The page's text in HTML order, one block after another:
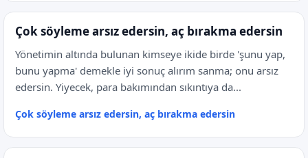
Çok söyleme arsız edersin, aç bırakma edersin
Yönetimin altında bulunan kimseye ikide birde 'şunu yap,
bunu yapma' demekle iyi sonuç alırım sanma; onu arsız
edersin. Yiyecek, para bakımından sıkıntıya da...
Çok söyleme arsız edersin, aç bırakma edersin